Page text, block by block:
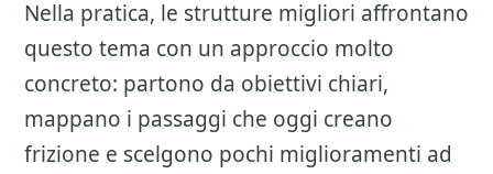
Nella pratica, le strutture migliori affrontano
questo tema con un approccio molto
concreto: partono da obiettivi chiari,
mappano i passaggi che oggi creano
frizione e scelgono pochi miglioramenti ad